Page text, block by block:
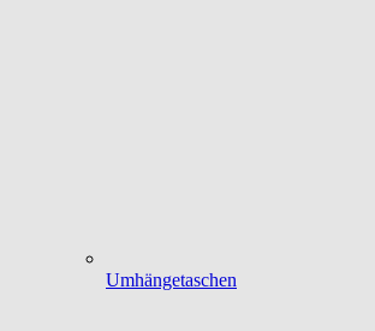
Umhängetaschen